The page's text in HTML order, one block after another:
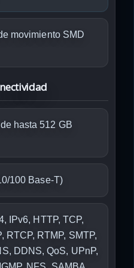
movimiento SMD
hasta 512 GB
100 Base-T)
IPv6, HTTP, TCP,
RTCP, RTMP, SMTP,
DDNS, QoS, UPnP,